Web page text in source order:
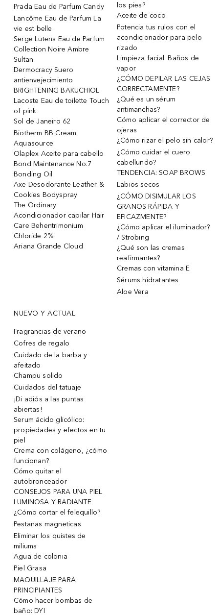
Prada Eau de Parfum Candy
Lancôme Eau de Parfum La
vie est belle
Serge Lutens Eau de Parfum
Collection Noire Ambre
Sultan
Dermocracy Suero
antienvejecimiento
BRIGHTENING BAKUCHIOL
Lacoste Eau de toilette Touch
of pink
Sol de Janeiro 62
Biotherm BB Cream
Aquasource
Olaplex Aceite para cabello
Bond Maintenance No.7
Bonding Oil
Axe Desodorante Leather &
Cookies Bodyspray
The Ordinary
Acondicionador capilar Hair
Care Behentrimonium
Chloride 2%
Ariana Grande Cloud
los pies?
Aceite de coco
Potencia tus rulos con el
acondicionador para pelo
rizado
Limpieza facial: Baños de
vapor
¿CÓMO DEPILAR LAS CEJAS
CORRECTAMENTE?
¿Qué es un sérum
antimanchas?
Cómo aplicar el corrector de
ojeras
¿Cómo rizar el pelo sin calor?
¿Cómo cuidar el cuero
cabellundo?
TENDENCIA: SOAP BROWS
Labios secos
¿CÓMO DISIMULAR LOS
GRANOS RÁPIDA Y
EFICAZMENTE?
¿Cómo aplicar el iluminador?
/ Strobing
¿Qué son las cremas
reafirmantes?
Cremas con vitamina E
Sérums hidratantes
Aloe Vera
NUEVO Y ACTUAL
Fragrancias de verano
Cofres de regalo
Cuidado de la barba y
afeitado
Champu solido
Cuidados del tatuaje
¡Di adiós a las puntas
abiertas!
Serum ácido glicólico:
propiedades y efectos en tu
piel
Crema con colágeno, ¿cómo
funcionan?
Cómo quitar el
autobronceador
CONSEJOS PARA UNA PIEL
LUMINOSA Y RADIANTE
¿Cómo cortar el felequillo?
Pestanas magneticas
Eliminar los quistes de
miliums
Agua de colonia
Piel Grasa
MAQUILLAJE PARA
PRINCIPIANTES
Cómo hacer bombas de
baño: DYI